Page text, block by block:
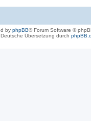
by phpBB® Forum Software ©
Deutsche Übersetzung durch